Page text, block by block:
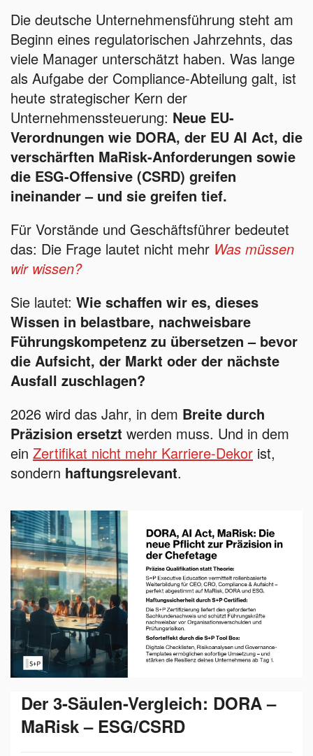
Die deutsche Unternehmensführung steht am
Beginn eines regulatorischen Jahrzehnts, das
viele Manager unterschätzt haben. Was lange
als Aufgabe der Compliance-Abteilung galt, ist
heute strategischer Kern der
Unternehmenssteuerung: Neue EU-
Verordnungen wie DORA, der EU AI Act, die
verschärften MaRisk-Anforderungen sowie
die ESG-Offensive (CSRD) greifen
ineinander – und sie greifen tief.
Für Vorstände und Geschäftsführer bedeutet
das: Die Frage lautet nicht mehr Was müssen
wir wissen?
Sie lautet: Wie schaffen wir es, dieses
Wissen in belastbare, nachweisbare
Führungskompetenz zu übersetzen – bevor
die Aufsicht, der Markt oder der nächste
Ausfall zuschlagen?
2026 wird das Jahr, in dem Breite durch
Präzision ersetzt werden muss. Und in dem
ein Zertifikat nicht mehr Karriere-Dekor ist,
sondern haftungsrelevant.
Der 3-Säulen-Vergleich: DORA –
MaRisk – ESG/CSRD